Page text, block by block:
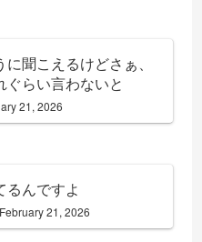
聞こえるけどさぁ、
らい言わないと
21, 2026
るんですよ
February 21, 2026